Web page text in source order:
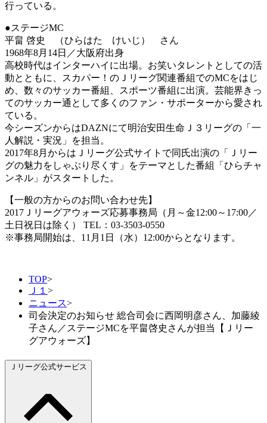
行っている。
●ステージMC
平畠 啓史 （ひらはた けいじ） さん
1968年8月14日／大阪府出身
高校時代はインターハイに出場。お笑いタレントとしての活
動とともに、スカパー！のＪリーグ関連番組でのMCをはじ
め、数々のサッカー番組、スポーツ番組に出演。芸能界きっ
てのサッカー通として多くのファン・サポーターから愛され
ている。
今シーズンからはDAZNにて明治安田生命Ｊ３リーグの「一
人解説・実況」を担当。
2017年8月からはＪリーグ公式サイトで同氏出演の「Ｊリー
グの魅力をしゃぶり尽くす」をテーマとした番組「ひらチャ
ンネル」がスタートした。
【一般の方からのお問い合わせ先】
2017Ｊリーグアウォーズ応募事務局（月～金12:00～17:00／
土日祝日は除く） TEL：03-3503-0550
※事務局開始は、11月1日（水）12:00からとなります。
TOP>
Ｊ１ >
ニュース>
司会決定のお知らせ 総合司会に西岡明彦さん、加藤綾
子さん／ステージMCを平畠啓史さんが担当【Ｊリー
グアウォーズ】
Ｊリーグ公式サービス